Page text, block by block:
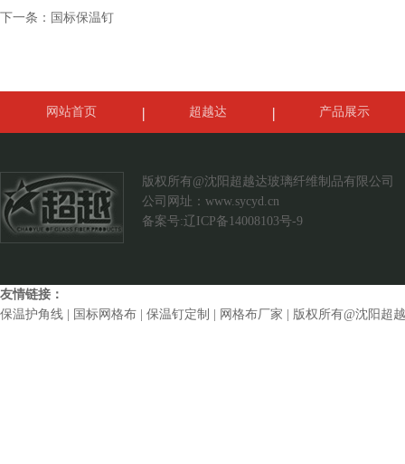
下一条： 国标保温钉
网站首页 超越达 产品展示
版权所有@沈阳超越达玻璃纤维制品有限公司
公司网址： www.sycyd.cn
备案号:辽ICP备14008103号-9
友情链接：
保温护角线
国标网格布 保温钉定制 网格布厂家 | 版权所有@沈阳超